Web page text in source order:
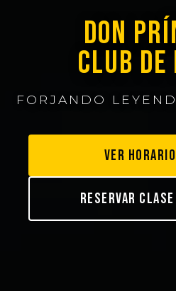
DON
CLUB DE
FORJANDO
VER
RESERVAR